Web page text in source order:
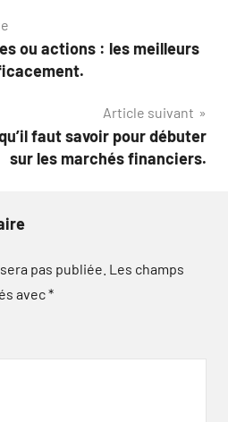
ou actions : les meilleurs
Article suivant
faut savoir pour débuter
sur les marchés financiers.
pas publiée. Les champs
avec*